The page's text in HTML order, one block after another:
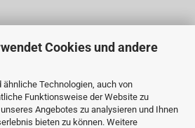
Cookies und andere
Technologien, auch von
Funktionsweise der Website zu
Angebotes zu analysieren und Ihnen
bieten zu können. Weitere